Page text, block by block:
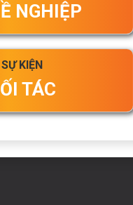
NGHIỆP
SỰ KIỆN
TÁC